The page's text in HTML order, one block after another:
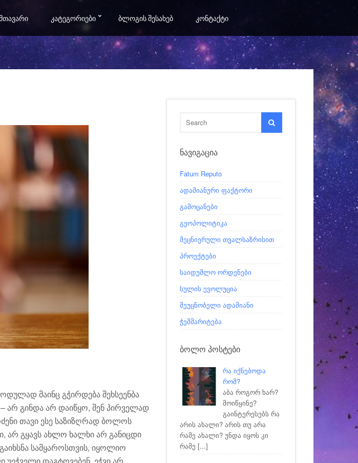
ᲙᲐᲢᲔᲒᲝᲠᲘᲔᲑᲘ ᲑᲚᲝᲒᲘᲡ ᲨᲔᲡᲐᲮᲔᲑ ᲙᲝᲜᲢᲐᲥᲢᲘ
მაინც გჭირდება შეხსეენბა
არ გინდა არ დაიწყო, შენ პირველად
თავი ესე საზიზღრად ბოლოს
არ გყავს ახლო ხალხი არ განიცდი
სამყაროსთვის, იყოლიო
უეჭველი დაგტოვებენ, ეჭვი არ
ᲜᲐᲕᲘᲒᲐᲪᲘᲐ
Fatum Reputo
ადამიანური ფაქტორი
გამოცანები
გეოპოლიტიკა
მეცნიერული თვალსაზრისით
პროექტები
საიდუმლო ორდენები
სულის ევოლუცია
შეუცნობელი ადამიანი
ჭეშმარიტება
ᲑᲝᲚᲝ ᲞᲝᲡᲢᲔᲑᲘ
რა იქნებოდა
რომ?
აბა როგორ ხარ?
მოიწყინე?
გაინტერესებს რა
არის ახალი? არის თუ არა
რამე ახალი? უნდა იყოს კი
რამე [...]